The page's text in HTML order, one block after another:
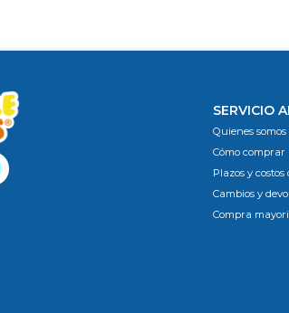
SERVICIO
Quienes somos
Cómo comprar
Plazos y
Cambios y
Compra